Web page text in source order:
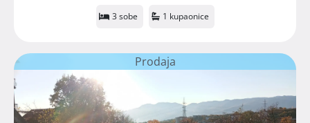
3 sobe 1 kupaonice
Prodaja